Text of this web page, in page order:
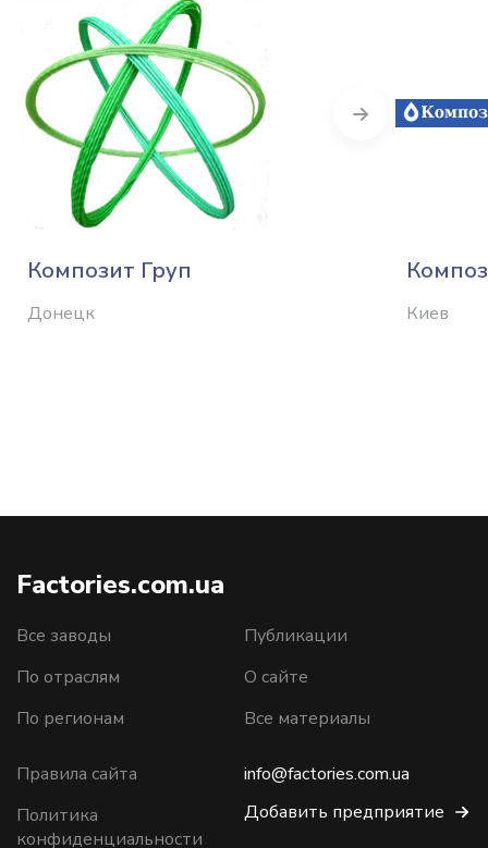
Композит Груп
Донецк Киев
Next
Factories.com.ua
Все заводы
По отраслям
По регионам
Публикации
О сайте
Все материалы
Правила сайта
Политика
конфиденциальности
info@factories.com.ua
Добавить предприятие